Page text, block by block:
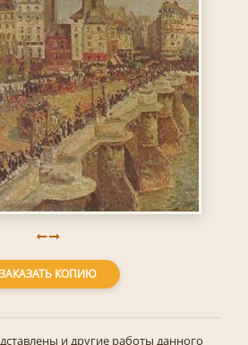
ЗАКАЗАТЬ КОПИЮ
и другие работы данного